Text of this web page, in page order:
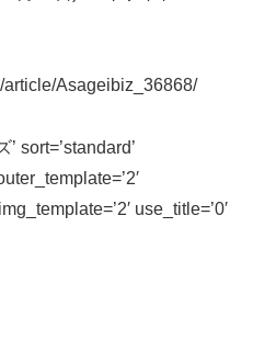
article/Asageibiz_36868/
sort=’standard’
use_title=’0′